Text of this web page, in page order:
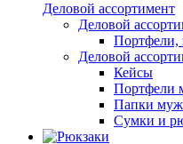
Деловой ассортимент
Деловой
Портфели,
Деловой
Кейсы
Портфели
Папки
Сумки и